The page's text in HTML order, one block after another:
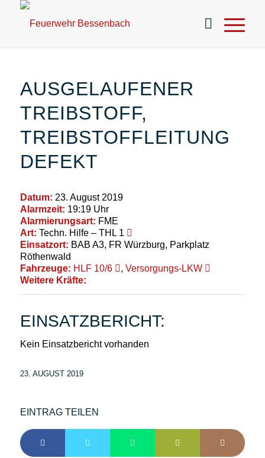
AUSGELAUFENER
TREIBSTOFF,
TREIBSTOFFLEITUNG
DEFEKT
Datum: 23. August 2019
Alarmzeit: 19:19 Uhr
Alarmierungsart: FME
Art: Techn. Hilfe – THL 1
Einsatzort: BAB A3, FR Würzburg, Parkplatz
Röthenwald
Fahrzeuge: HLF 10/6 , Versorgungs-LKW
Weitere Kräfte:
EINSATZBERICHT:
Kein Einsatzbericht vorhanden
23. AUGUST 2019
EINTRAG TEILEN